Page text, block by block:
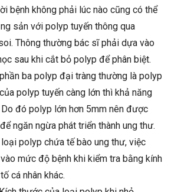
bệnh không phải lúc nào cũng có thể
sản với polyp tuyến thông qua
Thông thường bác sĩ phải dựa vào
sau khi cắt bỏ polyp để phân biệt.
ba polyp đại tràng thường là polyp
polyp tuyến càng lớn thì khả năng
đó polyp lớn hơn 5mm nên được
ngăn ngừa phát triển thành ung thư.
loại polyp chứa tế bào ung thư, việc
mức độ bệnh khi kiểm tra bằng kính
cá nhân khác.